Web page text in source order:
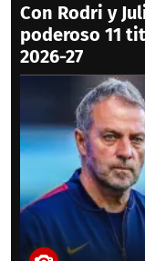
Con Rodri y
poderoso 11
2026-27